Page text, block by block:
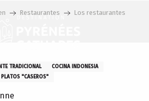
Restaurantes
Los restaurantes
TRADICIONAL
COCINA INDONESIA
PLATOS "CASEROS"